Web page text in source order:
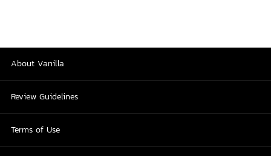
About Vanilla
Review Guidelines
Terms of Use